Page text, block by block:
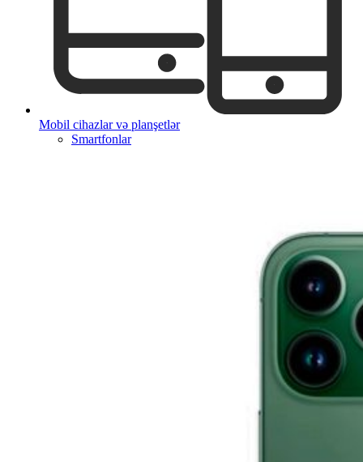
Mobil cihazlar və planşetlər
Smartfonlar